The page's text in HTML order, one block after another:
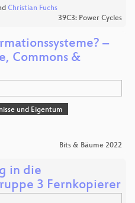
Christian Fuchs
39C3: Power Cycles
–
Commons &
und Eigentum
Bits & Bäume 2022
in die
3 Fernkopierer